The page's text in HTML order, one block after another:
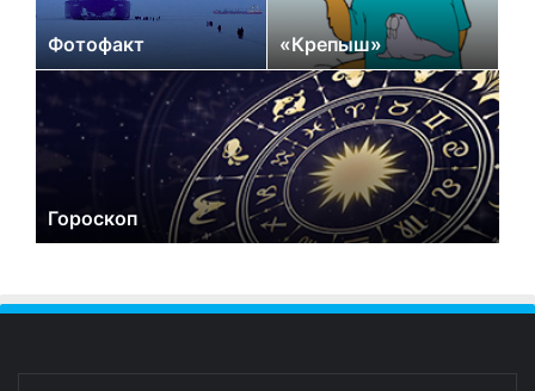
Фотофакт «Крепыш»
Гороскоп